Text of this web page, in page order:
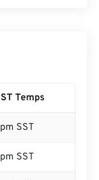
Temps
SST
SST